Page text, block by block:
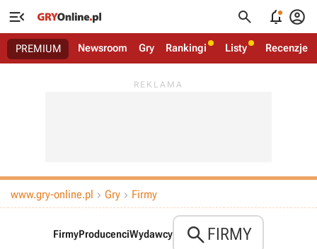
   
PREMIUM Newsroom Gry Rankingi Listy Recenzje
www.gry-online.pl  Gry  Firmy
FirmyProducenciWydawcy FIRMY